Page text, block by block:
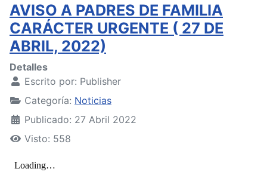
AVISO A PADRES DE FAMILIA
CARÁCTER URGENTE ( 27 DE
ABRIL, 2022)
Detalles
Escrito por: Publisher
Categoría: Noticias
Publicado: 27 Abril 2022
Visto: 558